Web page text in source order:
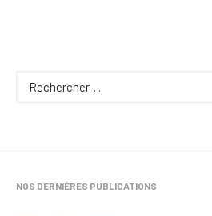
NOS DERNIÈRES PUBLICATIONS
8 Minutes | Mis à jour le 1 juin 2026